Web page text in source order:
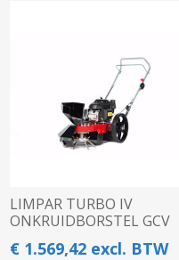
LIMPAR TURBO IV
ONKRUIDBORSTEL GCV
€ 1.569,42 excl. BTW